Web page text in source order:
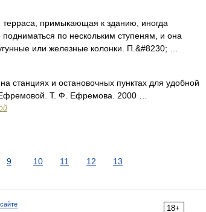
терраса, примыкающая к зданию, иногда
по нескольким ступеням, и она
или железные колонки. П.&#8230; …
и остановочных пунктах для удобной
Ефремовой. Т. Ф. Ефремова. 2000 …
9 10 11 12 13
18+